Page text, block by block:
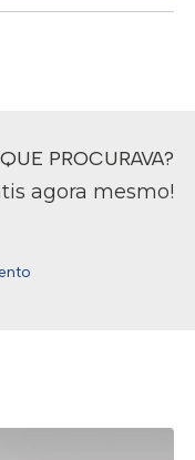
PROCURAVA?
agora mesmo!